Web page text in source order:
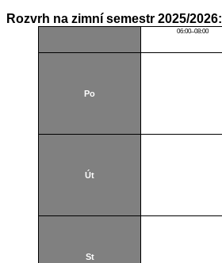
Rozvrh na zimní semestr 2025/2026:
06:00–08:00
Po
Út
St